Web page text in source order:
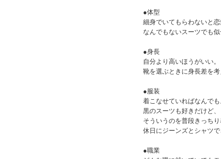
●体型
細身でいてもらわないと
なんでもないスーツでも
●身長
自分より高いほうがいい。
靴を選ぶときに身長差を
●服装
着こなせていればなんで
黒のスーツも好きだけど、
そういうのを普段きっち
休日にジーンズとシャツ
●職業